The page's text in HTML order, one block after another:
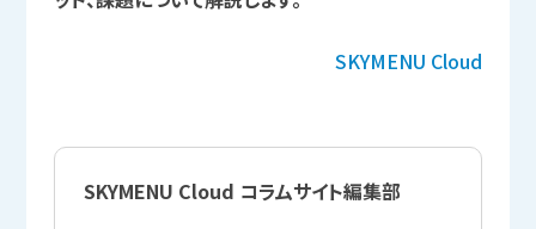
SKYMENU Cloud
SKYMENU Cloud コラムサイト編集部